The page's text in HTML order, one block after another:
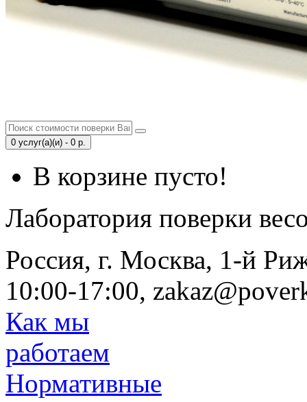
0 услуг(а)(и) - 0 р.
В корзине пусто!
Лаборатория поверки
Россия, г. Москва, 1-й
10:00-17:00,
Как мы
работаем
Нормативные